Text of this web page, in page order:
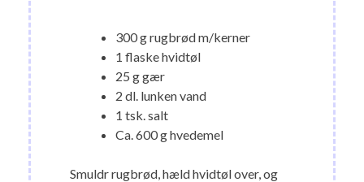
300 g rugbrød m/kerner
1 flaske hvidtøl
25 g gær
2 dl. lunken vand
1 tsk. salt
Ca. 600 g hvedemel
Smuldr rugbrød, hæld hvidtøl over, og